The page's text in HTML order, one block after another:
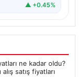
▲ +0.45%
ne kadar oldu?
satış fiyatları